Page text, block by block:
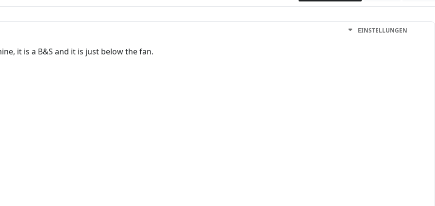
EINSTELLUNGEN
it is a B&S and it is just below the fan.